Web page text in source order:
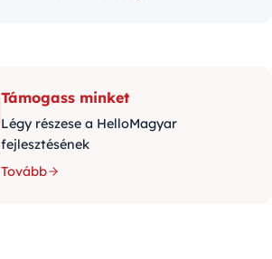
Támogass minket
Légy részese a HelloMagyar
fejlesztésének
Tovább